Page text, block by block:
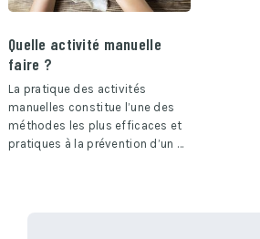
Quelle activité manuelle
faire ?
La pratique des activités
manuelles constitue l’une des
méthodes les plus efficaces et
pratiques à la prévention d’un …